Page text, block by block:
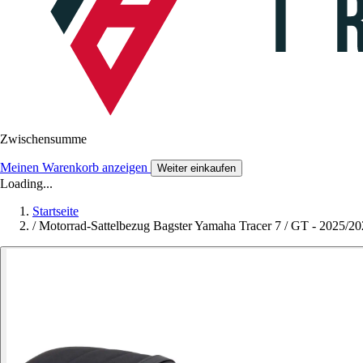
Zwischensumme
Meinen Warenkorb anzeigen Weiter einkaufen
Loading...
Startseite
/ Motorrad-Sattelbezug Bagster Yamaha Tracer 7 / GT - 2025/